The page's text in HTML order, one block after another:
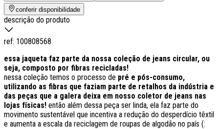
conferir disponibilidade
descrição do produto
ref: 100808568
essa jaqueta faz parte da nossa coleção de jeans circular, ou
seja, composto por fibras recicladas!
nessa coleção temos o processo de pré e pós-consumo,
utilizando as fibras que faziam parte de retalhos da indústria e
das peças que a galera deixa em nosso coletor de jeans nas
lojas físicas! então além dessa peça ser linda, ela faz parte do
movimento sustentável que incentiva a redução do desperdício têxtil
e aumenta a escala da reciclagem de roupas de algodão no país (: